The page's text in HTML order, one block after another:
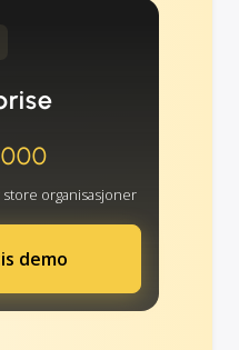
organisasjoner
demo